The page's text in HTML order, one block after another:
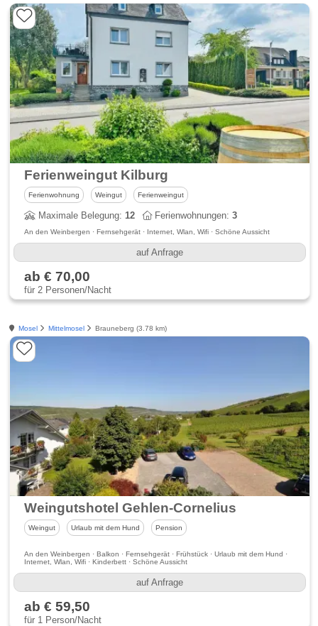
Ferienweingut Kilburg
Ferienwohnung Weingut Ferienweingut
Maximale Belegung:12 Ferienwohnungen:3
An den Weinbergen · Fernsehgerät · Internet, Wlan, Wifi · Schöne Aussicht
auf Anfrage
ab € 70,00
für 2 Personen/Nacht
Mosel Mittelmosel Brauneberg (3.78 km)
Weingutshotel Gehlen-Cornelius
Weingut Urlaub mit dem Hund Pension
An den Weinbergen · Balkon · Fernsehgerät · Frühstück · Urlaub mit dem Hund ·
Internet, Wlan, Wifi · Kinderbett · Schöne Aussicht
auf Anfrage
ab € 59,50
für 1 Person/Nacht